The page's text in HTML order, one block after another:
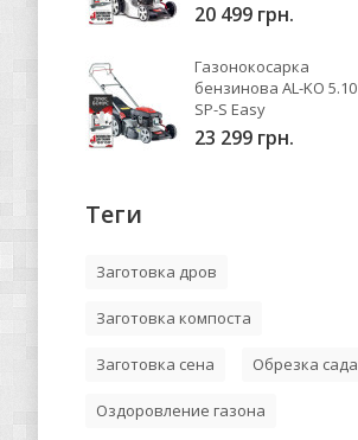
20 499 грн.
Газонокосарка
бензинова AL-KO 5.10
SP-S Easy
23 299 грн.
Теги
Заготовка дров
Заготовка компоста
Заготовка сена Обрезка сада
Оздоровление газона